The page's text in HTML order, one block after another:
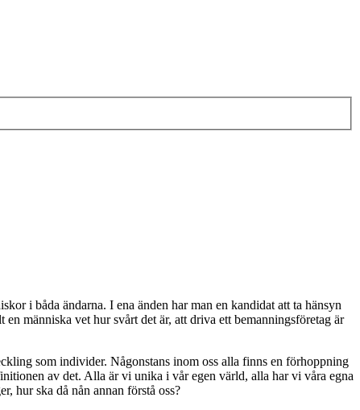
i båda ändarna. I ena änden har man en kandidat att ta hänsyn
människa vet hur svårt det är, att driva ett bemanningsföretag är
som individer. Någonstans inom oss alla finns en förhoppning
av det. Alla är vi unika i vår egen värld, alla har vi våra egna
hur ska då nån annan förstå oss?